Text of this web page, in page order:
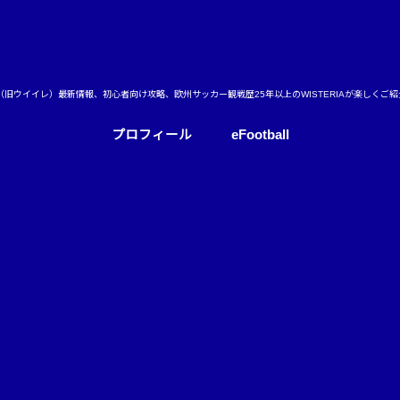
旧ウイイレ）最新情報、初心者向け攻略、欧州サッカー観戦歴25年以上のWISTERIAが楽しくご紹
プロフィール eFootball